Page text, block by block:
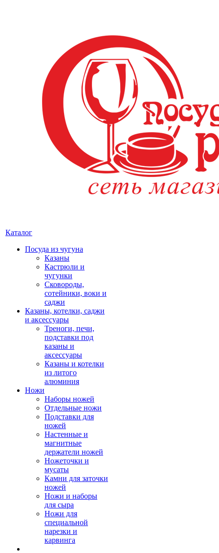
Каталог
Посуда из чугуна
Казаны
Кастрюли и
чугунки
Сковороды,
сотейники, воки и
саджи
Казаны, котелки, саджи
и аксессуары
Треноги, печи,
подставки под
казаны и
аксессуары
Казаны и котелки
из литого
алюминия
Ножи
Наборы ножей
Отдельные ножи
Подставки для
ножей
Настенные и
магнитные
держатели ножей
Ножеточки и
мусаты
Камни для заточки
ножей
Ножи и наборы
для сыра
Ножи для
специальной
нарезки и
карвинга